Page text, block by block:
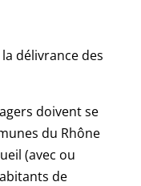
délivrance des
doivent se
du Rhône
(avec ou
de